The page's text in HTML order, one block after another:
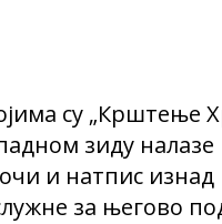
су „Крштење
зиду налазе
и натпис изнад
за његово